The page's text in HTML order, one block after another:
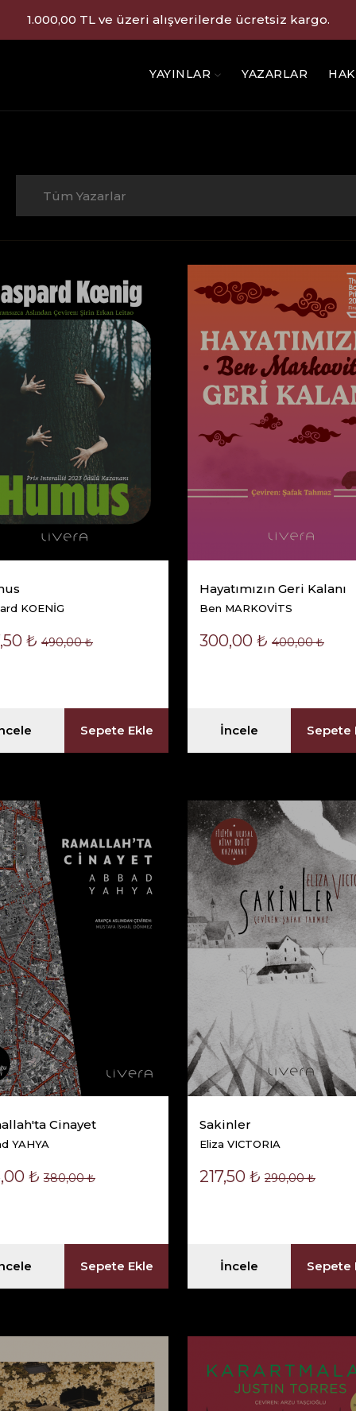
1.000,00 TL ve üzeri alışverilerde ücretsiz kargo.
YAYINLAR YAZARLAR
Tüm Yazarlar
KOENİG
₺ 490,00 ₺
Sepete Ekle
Hayatımızın Geri Kalanı
Ben MARKOVİTS
300,00 ₺ 400,00 ₺
İncele Sepete
Cinayet
YAHYA
₺ 380,00 ₺
Sepete Ekle
Sakinler
Eliza VICTORIA
217,50 ₺ 290,00 ₺
İncele Sepete